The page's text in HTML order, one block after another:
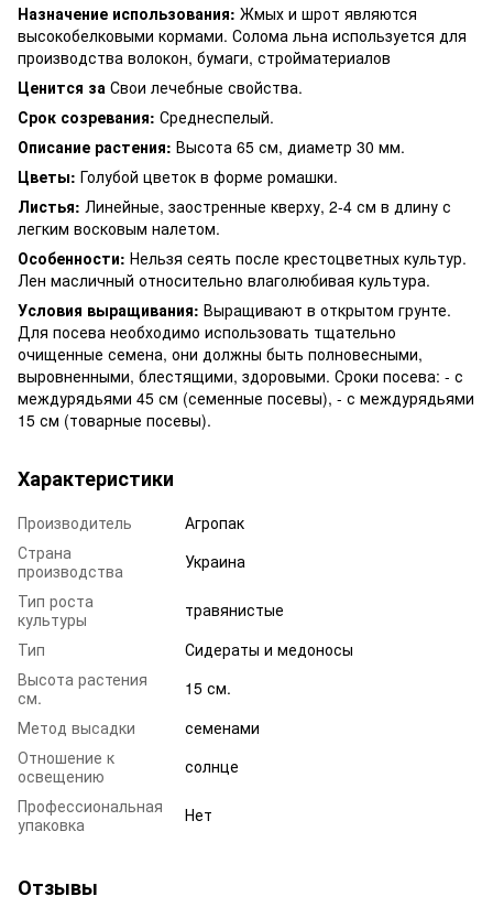
Назначение использования: Жмых и шрот являются
высокобелковыми кормами. Солома льна используется для
производства волокон, бумаги, стройматериалов
Ценится за Свои лечебные свойства.
Срок созревания: Среднеспелый.
Описание растения: Высота 65 см, диаметр 30 мм.
Цветы: Голубой цветок в форме ромашки.
Листья: Линейные, заостренные кверху, 2-4 см в длину с
легким восковым налетом.
Особенности: Нельзя сеять после крестоцветных культур.
Лен масличный относительно влаголюбивая культура.
Условия выращивания: Выращивают в открытом грунте.
Для посева необходимо использовать тщательно
очищенные семена, они должны быть полновесными,
выровненными, блестящими, здоровыми. Сроки посева: - с
междурядьями 45 см (семенные посевы), - с междурядьями
15 см (товарные посевы).
Характеристики
Производитель
Агропак
Страна
производства
Украина
Тип роста
культуры
травянистые
Тип
Сидераты и медоносы
Высота растения
см.
15 см.
Метод высадки
семенами
Отношение к
освещению
солнце
Профессиональная
упаковка
Нет
Отзывы